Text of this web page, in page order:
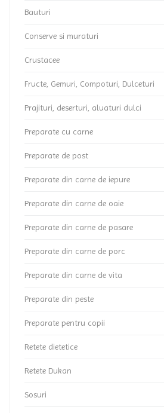
Bauturi
Conserve si muraturi
Crustacee
Fructe, Gemuri, Compoturi, Dulceturi
Prajituri, deserturi, aluaturi dulci
Preparate cu carne
Preparate de post
Preparate din carne de iepure
Preparate din carne de oaie
Preparate din carne de pasare
Preparate din carne de porc
Preparate din carne de vita
Preparate din peste
Preparate pentru copii
Retete dietetice
Retete Dukan
Sosuri